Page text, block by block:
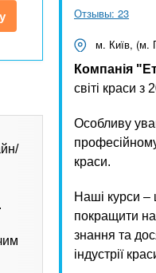
Отзывы: 23
м. Київ, (м.
Компанія
світі краси з
Особливу
краси.
Наші курси –
покращити
знання та
індустрії